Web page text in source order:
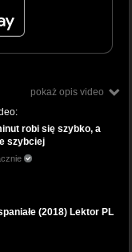
pokaż opis video
robi się szybko, a
szybciej
(2018) Lektor PL